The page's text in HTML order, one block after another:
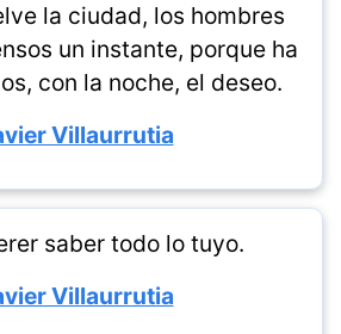
la ciudad, los hombres
un instante, porque ha
con la noche, el deseo.
Villaurrutia
saber todo lo tuyo.
Villaurrutia